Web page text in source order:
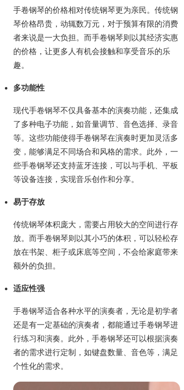
手卷钢琴的价格相对传统钢琴更为亲民。传统钢
琴价格昂贵，动辄数万元，对于预算有限的消费
者来说是一大负担。而手卷钢琴则以其经济实惠
的价格，让更多人有机会接触和享受音乐的乐
趣。
多功能性
现代手卷钢琴不仅具备基本的演奏功能，还集成
了多种电子功能，如音量调节、音色选择、录音
等。这些功能使得手卷钢琴在演奏时更加灵活多
变，能够满足不同场合和风格的需求。此外，一
些手卷钢琴还支持蓝牙连接，可以与手机、平板
等设备连接，实现音乐创作和分享。
易于存放
传统钢琴体积庞大，需要占用较大的空间进行存
放。而手卷钢琴则以其小巧的体积，可以轻松存
放在书架、柜子或床底等空间，不会给家庭带来
额外的负担。
适应性强
手卷钢琴适合各种水平的演奏者，无论是初学者
还是有一定基础的演奏者，都能通过手卷钢琴进
行练习和演奏。此外，手卷钢琴还可以根据演奏
者的需求进行定制，如键盘数量、音色等，满足
个性化的需求。